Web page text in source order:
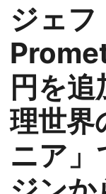
ジェ
円を
理世界
ニア